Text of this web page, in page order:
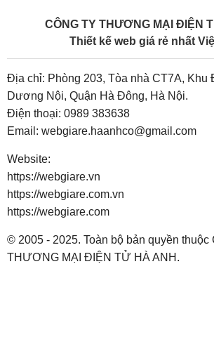
CÔNG TY THƯƠNG MẠI ĐIỆN
Thiết kế web giá rẻ nhất
Địa chỉ: Phòng 203, Tòa nhà CT7A, Khu
Dương Nội, Quận Hà Đông, Hà Nội.
Điện thoại: 0989 383638
Email: webgiare.haanhco@gmail.com
Website:
https://webgiare.vn
https://webgiare.com.vn
https://webgiare.com
© 2005 - 2025. Toàn bộ bản quyền thuộc
THƯƠNG MẠI ĐIỆN TỬ HÀ ANH.